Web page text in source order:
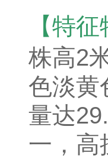
【特征
株高2
色淡黄
量达
一，高